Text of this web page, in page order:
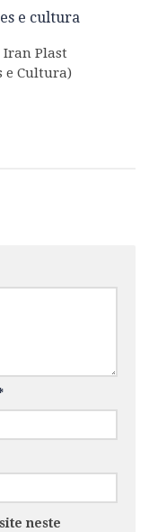
Iran Plast
e Cultura)
neste